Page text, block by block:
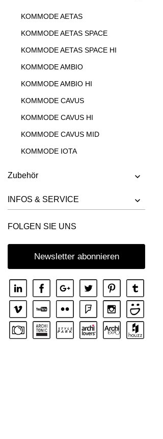
KOMMODE AETAS
KOMMODE AETAS SPACE
KOMMODE AETAS SPACE HI
KOMMODE AMBIO
KOMMODE AMBIO HI
KOMMODE CAVUS
KOMMODE CAVUS HI
KOMMODE CAVUS MID
KOMMODE IOTA
KOMMODE IOTA MID
KOMMODE IOTA TV
KOMMODE IOTA WALL
KOMMODE IOTA WALL H
KOMMODE IOTA WALL V
KOMMODE LINEA
KOMMODE LINEA HI
Zubehör
INFOS & SERVICE
FOLGEN SIE UNS
Newsletter abonnieren